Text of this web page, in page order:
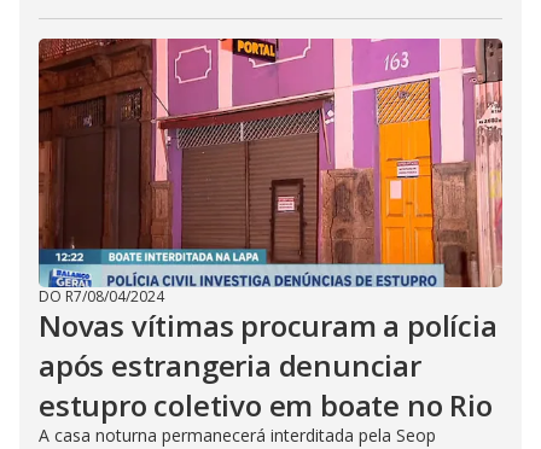
DO R7/08/04/2024
Novas vítimas procuram a polícia
após estrangeria denunciar
estupro coletivo em boate no Rio
A casa noturna permanecerá interditada pela Seop